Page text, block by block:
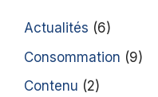
Actualités (6)
Consommation (9)
Contenu (2)